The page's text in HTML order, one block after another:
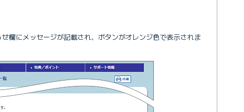
欄にメッセージが記載され、ボタンがオレンジ色で表示されま